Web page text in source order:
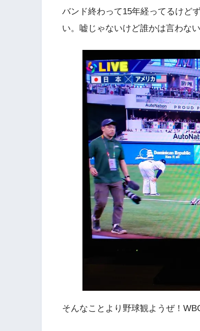
バンド終わって15年経ってるけど
い。嘘じゃないけど誰かは言わな
そんなことより野球観ようぜ！